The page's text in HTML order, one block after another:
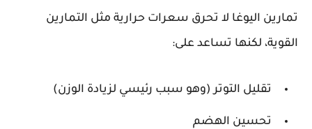
تمارين اليوغا لا تحرق سعرات حرارية مثل التمارين
القوية، لكنها تساعد على:
تقليل التوتر (وهو سبب رئيسي لزيادة الوزن)
تحسين الهضم